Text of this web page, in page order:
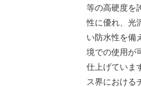
等の高硬度を
性に優れ、光
い防水性を備
境での使用が
仕上げていま
ス界における